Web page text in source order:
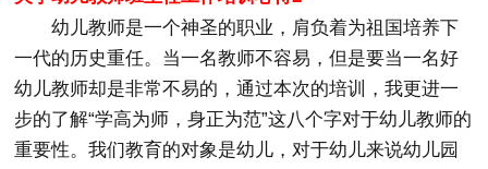
幼儿教师是一个神圣的职业，肩负着为祖国培养下
一代的历史重任。当一名教师不容易，但是要当一名好
幼儿教师却是非常不易的，通过本次的培训，我更进一
步的了解“学高为师，身正为范”这八个字对于幼儿教师的
重要性。我们教育的对象是幼儿，对于幼儿来说幼儿园